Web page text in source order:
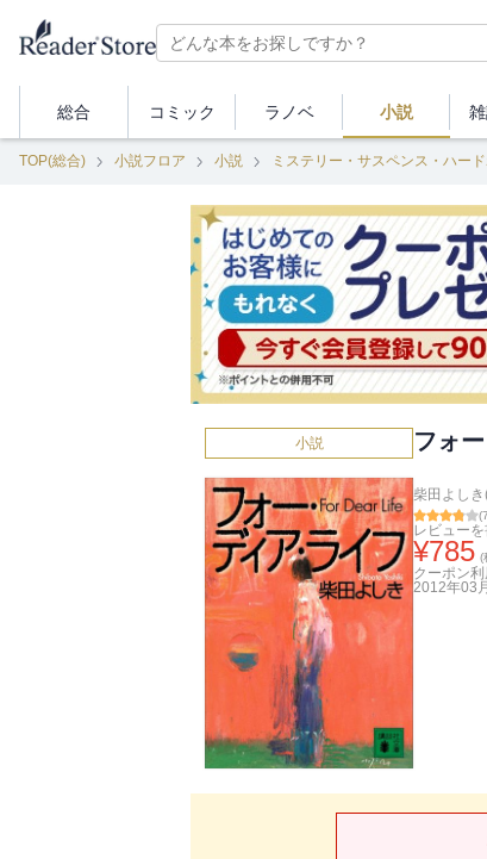
総合 コミック ラノベ 小説 雑
TOP(総合) 小説フロア 小説 ミステリー・サスペンス・ハー
小説 フォ
柴田よし
(
レビューを
¥785 (
クーポン
2012年03